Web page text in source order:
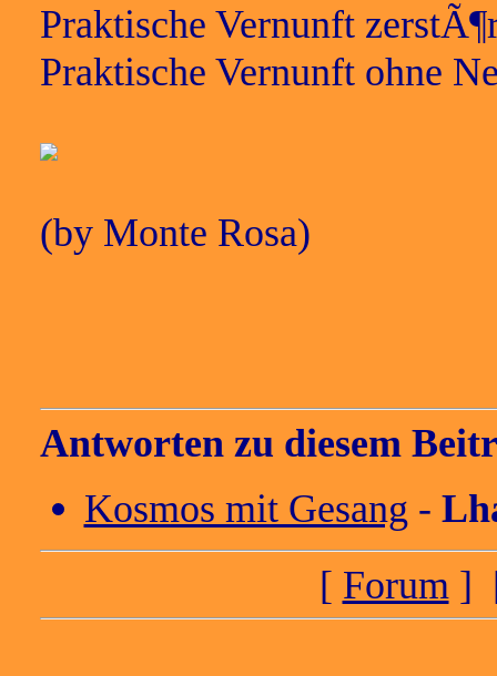
Praktische Vernunft
Praktische Vernunft ohne
(by Monte Rosa)
Antworten zu diesem
Kosmos mit Gesang -
[ Forum]